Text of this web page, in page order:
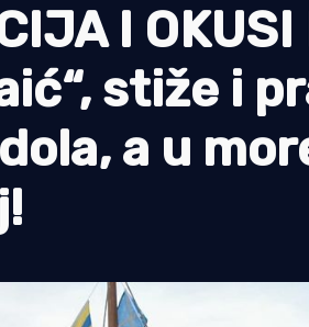
I
stiže i
a u